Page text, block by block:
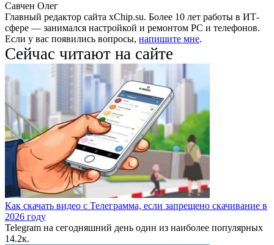
Савчен Олег
Главный редактор сайта xChip.su. Более 10 лет работы в ИТ-
сфере — занимался настройкой и ремонтом PC и телефонов.
Если у вас появились вопросы, напишите мне.
Сейчас читают на сайте
Как скачать видео с Телеграмма, если запрещено скачивание в
2026 году
Telegram на сегодняшний день один из наиболее популярных
14.2к.